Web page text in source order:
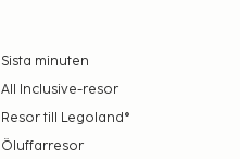
Sista minuten
All Inclusive-resor
Resor till Legoland®
Öluffarresor